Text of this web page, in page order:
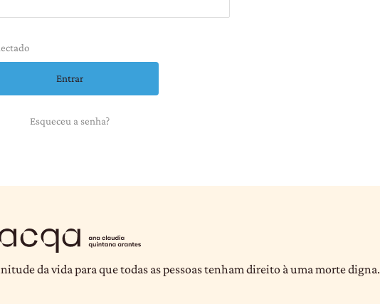
Esqueceu a senha?
da vida para que todas as pessoas tenham direito à uma morte digna.